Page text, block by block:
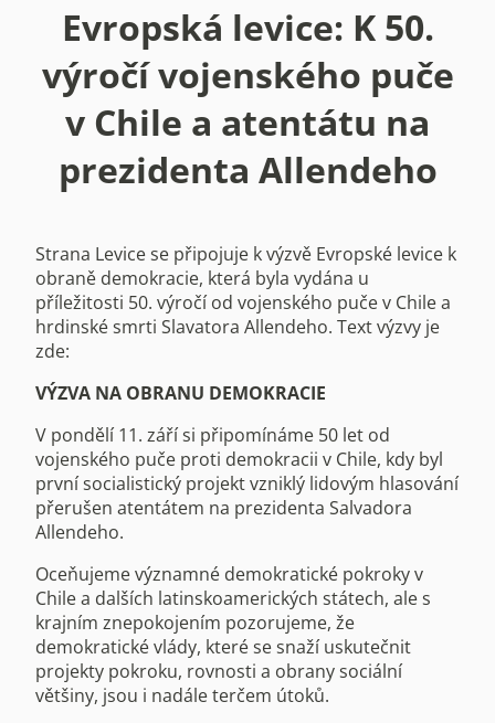
Evropská levice: K 50.
výročí vojenského puče
v Chile a atentátu na
prezidenta Allendeho
Strana Levice se připojuje k výzvě Evropské levice k
obraně demokracie, která byla vydána u
příležitosti 50. výročí od vojenského puče v Chile a
hrdinské smrti Slavatora Allendeho. Text výzvy je
zde:
VÝZVA NA OBRANU DEMOKRACIE
V pondělí 11. září si připomínáme 50 let od
vojenského puče proti demokracii v Chile, kdy byl
první socialistický projekt vzniklý lidovým hlasování
přerušen atentátem na prezidenta Salvadora
Allendeho.
Oceňujeme významné demokratické pokroky v
Chile a dalších latinskoamerických státech, ale s
krajním znepokojením pozorujeme, že
demokratické vlády, které se snaží uskutečnit
projekty pokroku, rovnosti a obrany sociální
většiny, jsou i nadále terčem útoků.